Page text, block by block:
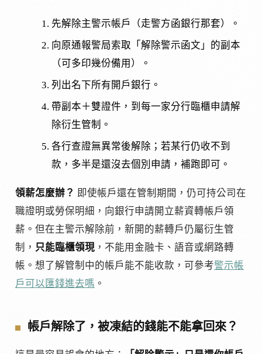
先解除主警示帳戶（走警方函銀行那套）。
向原通報警局索取「解除警示函文」的副本
（可多印幾份備用）。
列出名下所有開戶銀行。
帶副本＋雙證件，到每一家分行臨櫃申請解
除衍生管制。
各行查證無異常後解除；若某行仍收不到
款，多半是還沒去個別申請，補跑即可。
領薪怎麼辦？ 即使帳戶還在管制期間，仍可持公司在
職證明或勞保明細，向銀行申請開立薪資轉帳戶領
薪。但在主警示解除前，新開的薪轉戶仍屬衍生管
制， 只能臨櫃領現 ，不能用金融卡、語音或網路轉
帳。想了解管制中的帳戶能不能收款，可參考警示帳
戶可以匯錢進去嗎 。
帳戶解除了，被凍結的錢能不能拿回來？